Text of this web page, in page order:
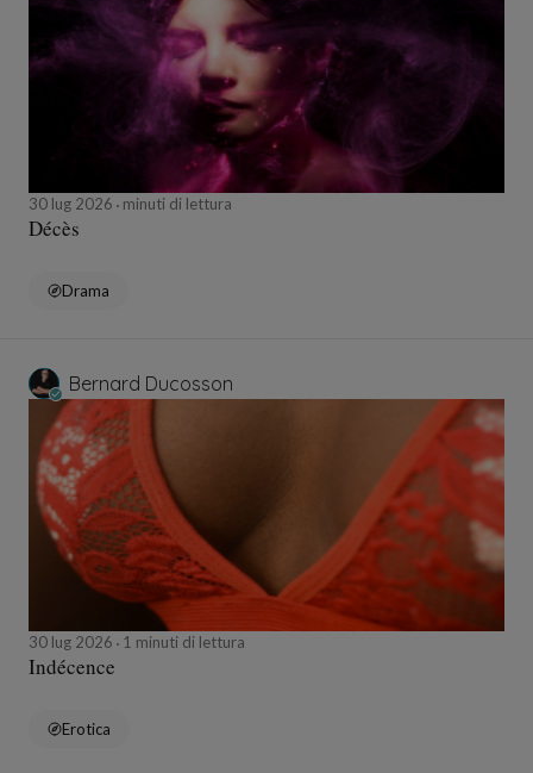
30 lug 2026 minuti di lettura
Décès
Drama
Bernard Ducosson
30 lug 2026 1 minuti di lettura
Indécence
Erotica